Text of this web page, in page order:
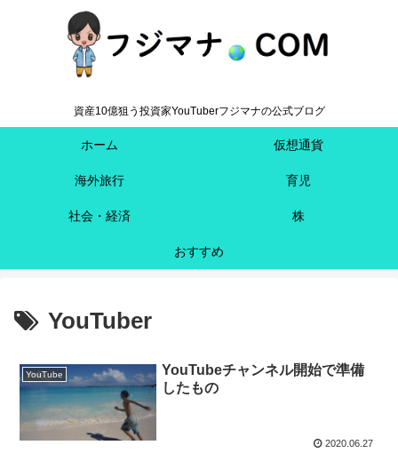
資産10億狙う投資家YouTuberフジマナの公式ブログ
ホーム 仮想通貨
海外旅行 育児
社会・経済 株
おすすめ
YouTuber
YouTube
YouTubeチャンネル開始で準備
したもの
2020.06.27